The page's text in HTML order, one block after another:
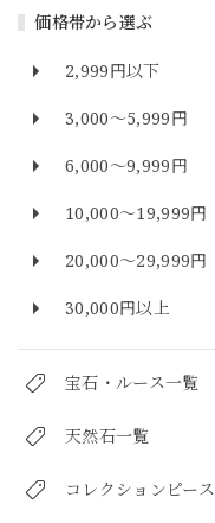
価格帯から選ぶ
2,999円以下
3,000～5,999円
6,000～9,999円
10,000～19,999円
20,000～29,999円
30,000円以上
宝石・ルース一覧
天然石一覧
コレクションピース